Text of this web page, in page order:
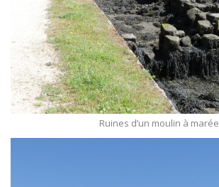
Ruines d’un moulin à marée